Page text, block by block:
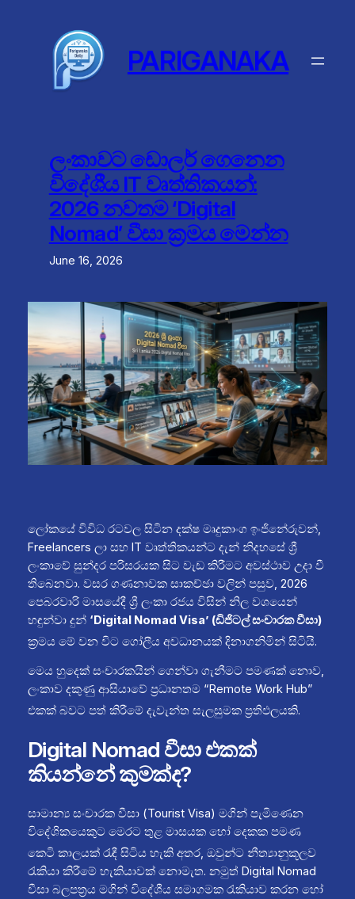
PARIGANAKA
ලංකාවට ඩොලර් ගෙනෙන
විදේශීය IT වෘත්තිකයන්:
2026 නවතම ‘Digital
Nomad’ වීසා ක්‍රමය මෙන්න
June 16, 2026
ලෝකයේ විවිධ රටවල සිටින දක්ෂ මෘදුකාංග ඉංජිනේරුවන්,
Freelancers ලා සහ IT වෘත්තිකයන්ට දැන් නිදහසේ ශ්‍රී
ලංකාවේ සුන්දර පරිසරයක සිට වැඩ කිරීමට අවස්ථාව උදා වී
තිබෙනවා. වසර ගණනාවක සාකච්ඡා වලින් පසුව, 2026
පෙබරවාරි මාසයේදී ශ්‍රී ලංකා රජය විසින් නිල වශයෙන්
හඳුන්වා දුන් ‘Digital Nomad Visa’ (ඩිජිටල් සංචාරක වීසා)
ක්‍රමයමේ වන විට ගෝලීය අවධානයක් දිනාගනිමින් සිටියි.
මෙය හුදෙක් සංචාරකයින් ගෙන්වා ගැනීමට පමණක් නොව,
ලංකාව දකුණු ආසියාවේ ප්‍රධානතම “Remote Work Hub”
එකක් බවට පත් කිරීමේ දැවැන්ත සැලසුමක ප්‍රතිඵලයකි.
Digital Nomad වීසා එකක්
කියන්නේ කුමක්ද?
සාමාන්‍ය සංචාරක වීසා (Tourist Visa) මගින් පැමිණෙන
විදේශිකයෙකුට මෙරට තුළ මාසයක හෝ දෙකක පමණ
කෙටි කාලයක් රැඳී සිටිය හැකි අතර, ඔවුන්ට නීත්‍යානුකූලව
රැකියා කිරීමේ හැකියාවක් නොමැත. නමුත් Digital Nomad
වීසා බලපත්‍රය මගින් විදේශීය සමාගමක රැකියාව කරන හෝ